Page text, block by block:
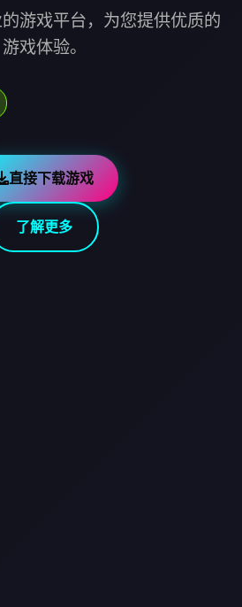
游戏平台，为您提供优质的
游戏体验。
直接下载游戏
了解更多